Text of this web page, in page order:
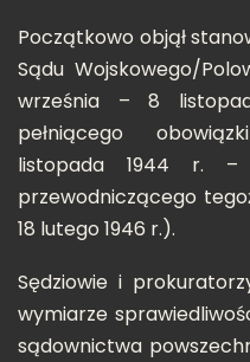
Początkowo objął
Sądu Wojskowego/
września – 8
pełniącego
listopada 1944 r.
przewodniczącego
18 lutego 1946 r.).
Sędziowie i
wymiarze
sądownictwa